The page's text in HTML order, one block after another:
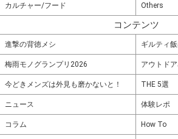
カルチャー/フード Others
コンテンツ
進撃の背徳メシ ギルティ
梅雨モノグランプリ2026 アウトド
今どきメンズは外見も磨かないと！ THE 5選
ニュース 体験レポ
コラム How To